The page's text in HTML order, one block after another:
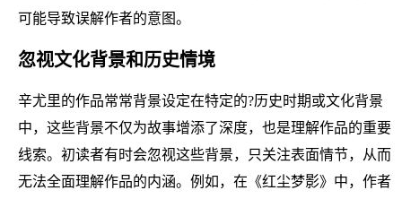
可能导致误解作者的意图。
忽视文化背景和历史情境
辛尤里的作品常常背景设定在特定的?历史时期或文化背景
中，这些背景不仅为故事增添了深度，也是理解作品的重要
线索。初读者有时会忽视这些背景，只关注表面情节，从而
无法全面理解作品的内涵。例如，在《红尘梦影》中，作者